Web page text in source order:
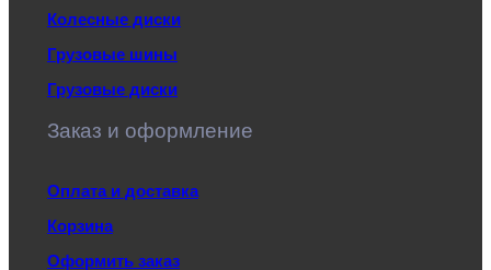
Колесные диски
Грузовые шины
Грузовые диски
Заказ и оформление
Оплата и доставка
Корзина
Оформить заказ